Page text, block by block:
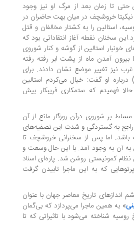
زمان بعد از مرگ او نیز وجود
در سال 1956 نیکیتا خروشچف در میان بهت حاضران در
را به کشتار مخالفان و قتل
نقطه آغاز انتقاداتی بود که
استالین از گوشه و کنار شوروی
ماه از پشت ابر رفته رفته
تغییر موضع نشان دادند. برای
او گفت: خیال می‌کردم استالین
که ستمکاری فریبکار بیش
شوروی درآن روزگار مانع از آن
گستردگی و شدت این تصفیه‌های
اما پس از سخنرانی خروشچف تا
به وجود آمد. با این حال وسعت و
روشن شد. پاره‌ای اسناد
که به این ماجرا تابیدن گرفت
تاریخ معاصر جهان با عنوان
همین ماجرا می‌پردازد که بی‌گمان
می‌شود با تاثیراتی که تا